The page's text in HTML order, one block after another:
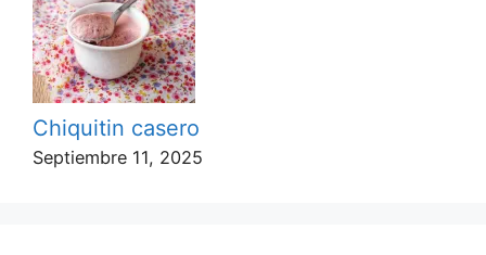
Chiquitin casero
Septiembre 11, 2025